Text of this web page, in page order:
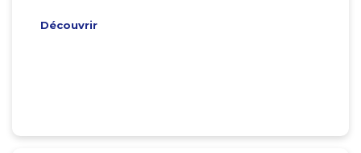
Découvrir